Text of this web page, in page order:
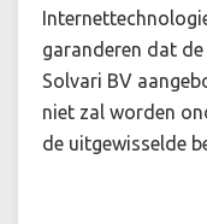
garanderen dat
Solvari BV
niet zal worden
de uitgewisselde